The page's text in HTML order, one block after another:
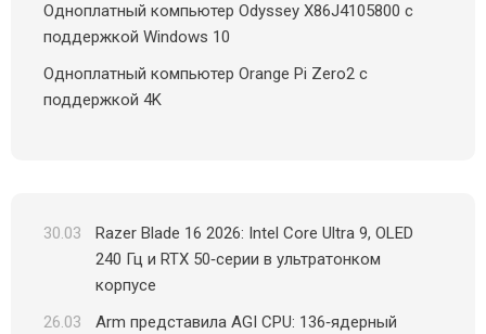
Одноплатный компьютер Odyssey X86J4105800 с
поддержкой Windows 10
Одноплатный компьютер Orange Pi Zero2 с
поддержкой 4K
30.03
Razer Blade 16 2026: Intel Core Ultra 9, OLED
240 Гц и RTX 50‑серии в ультратонком
корпусе
26.03
Arm представила AGI CPU: 136‑ядерный